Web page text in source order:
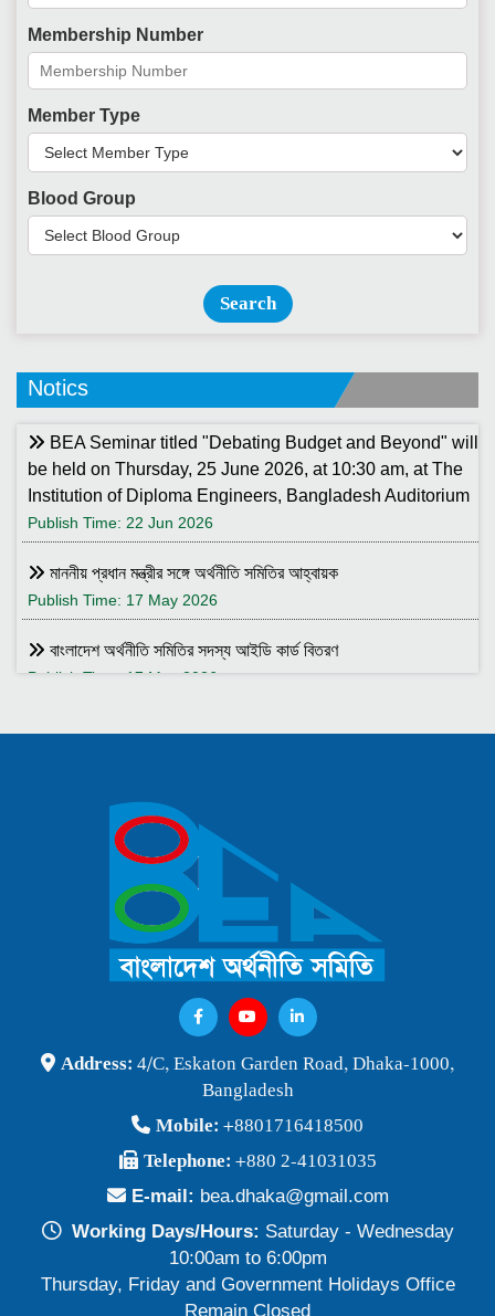
Membership Number
Member Type
Blood Group
Search
Notics
BEA Seminar titled "Debating Budget and Beyond" will
be held on Thursday, 25 June 2026, at 10:30 am, at The
Institution of Diploma Engineers, Bangladesh Auditorium
Publish Time: 22 Jun 2026
মাননীয় প্রধান মন্ত্রীর সঙ্গে অর্থনীতি সমিতির আহ্বায়ক
Publish Time: 17 May 2026
বাংলাদেশ অর্থনীতি সমিতির সদস্য আইডি কার্ড বিতরণ
Publish Time: 17 May 2026
Publish Time: 25 Jan 2026
বাংলাদেশ অর্থনীতি সমিতি ও জগন্নাথ বিশ্ববিদ্যালয় যৌথ আয়োজনে
লোকবক্তৃা ২১ জানুয়ারি ২০২৬
Publish Time: 16 Jan 2026
বেগম খালেদা জিয়ার মৃত্যুতে বাংলাদেশ অর্থনীতি সমিতি গভীরভাবে শোকাহত
BEA Seminar 2025 "Debating Budget and Beyond" 21
June 2025, at 10:00 am, at the CIRDAP Auditorium
Publish Time: 16 Jun 2025
Publish Time: 19 May 2024
প্রাথমিক প্রার্থী তালিকা বাংলাদেশ অর্থনীতি সমিতি নির্বাচন-২০২৪
Publish Time: 17 May 2024
বাংলাদেশ অর্থনীতি সমিতির সদস্যপদ নবায়ন ও নতুন সদস্য অন্তর্ভুক্তি প্রসঙ্গে
Address: 4/C, Eskaton Garden Road, Dhaka-1000,
Bangladesh
Mobile: +8801716418500
Telephone: +880 2-41031035
E-mail: bea.dhaka@gmail.com
Working Days/Hours: Saturday - Wednesday
10:00am to 6:00pm
Thursday, Friday and Government Holidays Office
Remain Closed